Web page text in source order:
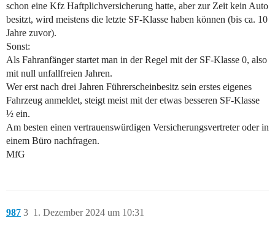
schon eine Kfz Haftplichversicherung hatte, aber zur Zeit kein Auto
besitzt, wird meistens die letzte SF-Klasse haben können (bis ca. 10
Jahre zuvor).
Sonst:
Als Fahranfänger startet man in der Regel mit der SF-Klasse 0, also
mit null unfallfreien Jahren.
Wer erst nach drei Jahren Führerscheinbesitz sein erstes eigenes
Fahrzeug anmeldet, steigt meist mit der etwas besseren SF-Klasse
½ ein.
Am besten einen vertrauenswürdigen Versicherungsvertreter oder in
einem Büro nachfragen.
MfG
987 1. Dezember 2024 um 10:31
3